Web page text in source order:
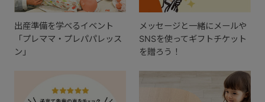
出産準備を学べるイベント
「プレママ・プレパパレッス
ン」
メッセージと一緒にメールや
SNSを使ってギフトチケット
を贈ろう！